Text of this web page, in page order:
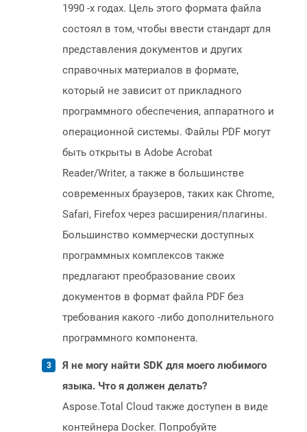
1990 -х годах. Цель этого формата файла
состоял в том, чтобы ввести стандарт для
представления документов и других
справочных материалов в формате,
который не зависит от прикладного
программного обеспечения, аппаратного и
операционной системы. Файлы PDF могут
быть открыты в Adobe Acrobat
Reader/Writer, а также в большинстве
современных браузеров, таких как Chrome,
Safari, Firefox через расширения/плагины.
Большинство коммерчески доступных
программных комплексов также
предлагают преобразование своих
документов в формат файла PDF без
требования какого -либо дополнительного
программного компонента.
Я не могу найти SDK для моего любимого
языка. Что я должен делать?
Aspose.Total Cloud также доступен в виде
контейнера Docker. Попробуйте